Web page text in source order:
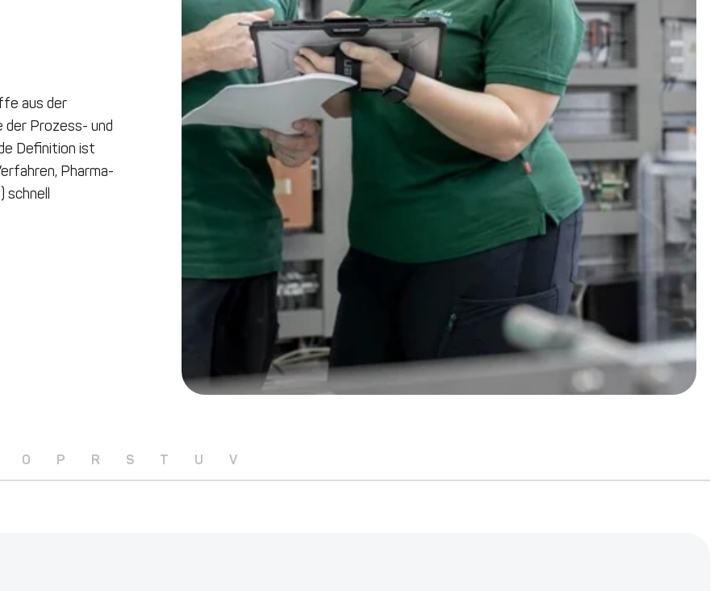
aus der
der Prozess- und
Definition ist
Pharma-
O P R S T U V